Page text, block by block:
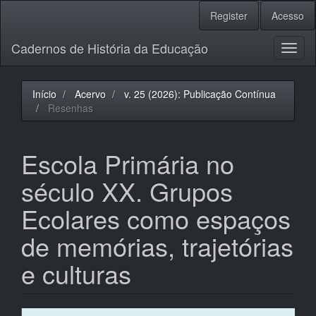
principal
Barra
Lateral
Register Acesso
Cadernos de História da Educação
Início Acervo
v. 25 (2026): Publicação Contínua
Resenhas
Escola Primária no
século XX. Grupos
Ecolares como espaços
de memórias, trajetórias
e culturas